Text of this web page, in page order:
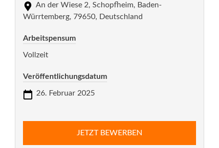
An der Wiese 2, Schopfheim, Baden-
Würrtemberg, 79650, Deutschland
Arbeitspensum
Vollzeit
Veröffentlichungsdatum
26. Februar 2025
JETZT BEWERBEN